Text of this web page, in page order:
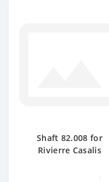
Shaft 82.008 for
Rivierre Casalis